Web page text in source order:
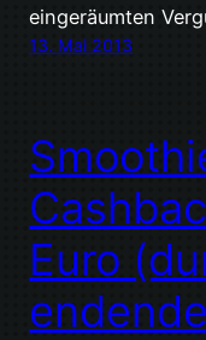
eingeräumten
13. Mai 2013
Euro